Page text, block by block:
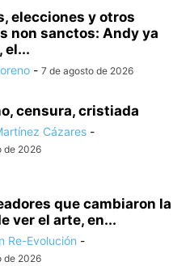
elecciones y otros
non sanctos: Andy ya
el...
- 7 de agosto de 2026
censura, cristiada
Cázares -
de 2026
que cambiaron la
ver el arte, en...
Re-Evolución -
de 2026